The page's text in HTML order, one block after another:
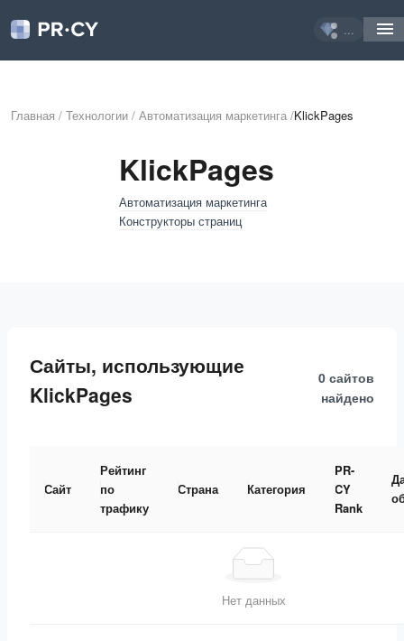
...
Главная / Технологии / Автоматизация маркетинга /KlickPages
KlickPages
Автоматизация маркетинга
Конструкторы страниц
Сайты, использующие
KlickPages
0 сайтов
найдено
Сайт
Рейтинг
по
трафику
Страна Категория
PR-
CY
Rank
Нет данных